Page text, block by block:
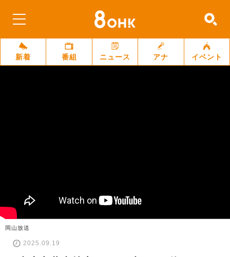
新着 番組 ニュース アナ イベント
岡山放送
2025.09.19